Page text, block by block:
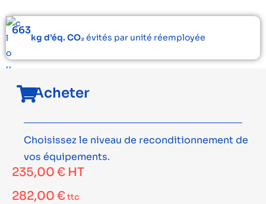
663
kg d’éq. CO₂évités par unité réemployée
Acheter
Choisissez le niveau de reconditionnement de
vos équipements.
235,00 € HT
282,00 €ttc